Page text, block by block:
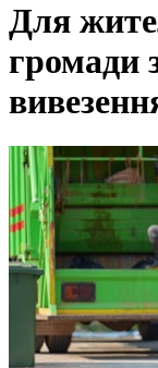
Для
громади